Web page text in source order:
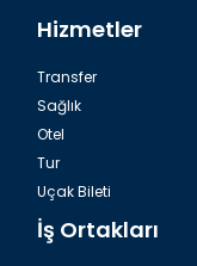
Hizmetler
Transfer
Sağlık
Otel
Tur
Uçak Bileti
İş Ortakları